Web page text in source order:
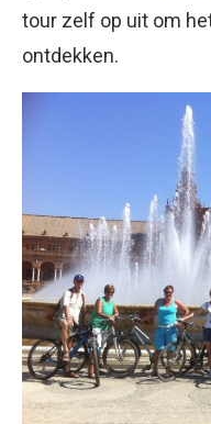
tour zelf op uit om
ontdekken.